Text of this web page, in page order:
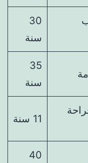
30
سنة
35
سنة
11 سنة
40